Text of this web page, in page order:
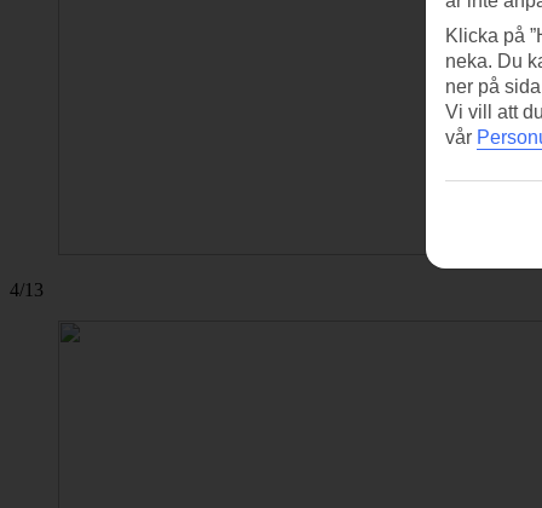
4/13
Klicka på
neka. Du
ner på
Vi vill att
vår